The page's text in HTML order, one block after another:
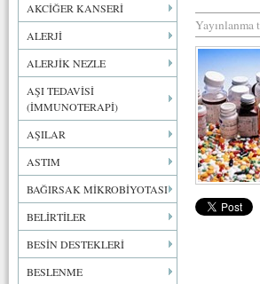
AKCİĞER KANSERİ
ALERJİ
ALERJİK NEZLE
AŞI TEDAVİSİ
(İMMUNOTERAPİ)
AŞILAR
ASTIM
BAĞIRSAK MİKROBİYOTASI
BELİRTİLER
BESİN DESTEKLERİ
BESLENME
Yayınlanma